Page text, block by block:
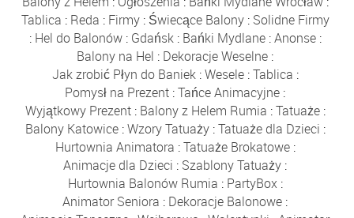
Tablica : Reda : Firmy: Świecące Balony: Solidne Firmy
: Hel do Balonów: Gdańsk: Bańki Mydlane:Anonse:
Balony na Hel : Dekoracje Weselne :
Jak zrobić Płyn do Baniek:Wesele:Tablica :
Pomysł na Prezent :Tańce Animacyjne :
Wyjątkowy Prezent: Balony z Helem Rumia :Tatuaże:
Balony Katowice:Wzory Tatuaży:Tatuaże dla Dzieci :
Hurtownia Animatora :Tatuaże Brokatowe:
Animacje dla Dzieci : Szablony Tatuaży :
Hurtownia Balonów Rumia : PartyBox:
Animator Seniora : Dekoracje Balonowe :